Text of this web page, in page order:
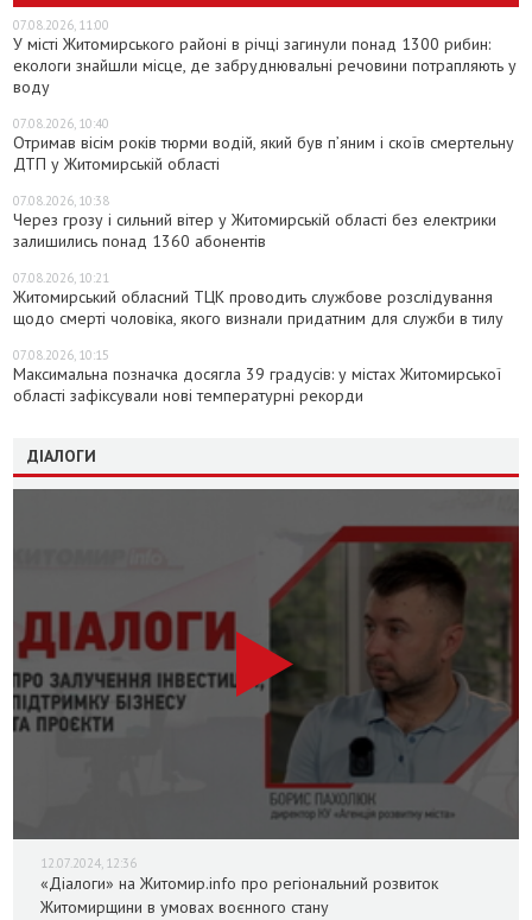
07.08.2026, 11:00
У місті Житомирського районі в річці загинули понад 1300 рибин:
екологи знайшли місце, де забруднювальні речовини потрапляють у
воду
07.08.2026, 10:40
Отримав вісім років тюрми водій, який був п’яним і скоїв смертельну
ДТП у Житомирській області
07.08.2026, 10:38
Через грозу і сильний вітер у Житомирській області без електрики
залишились понад 1360 абонентів
07.08.2026, 10:21
Житомирський обласний ТЦК проводить службове розслідування
щодо смерті чоловіка, якого визнали придатним для служби в тилу
07.08.2026, 10:15
Максимальна позначка досягла 39 градусів: у містах Житомирської
області зафіксували нові температурні рекорди
ДІАЛОГИ
12.07.2024, 12:36
«Діалоги» на Житомир.info про регіональний розвиток
Житомирщини в умовах воєнного стану